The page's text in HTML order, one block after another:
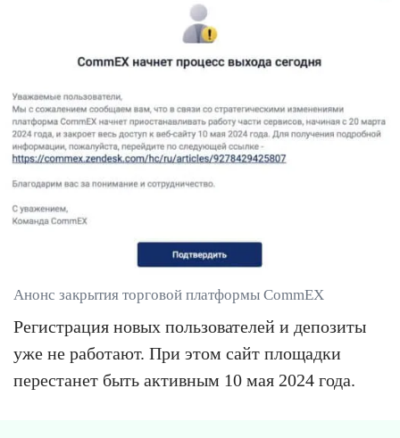
Анонс закрытия торговой платформы CommEX
Регистрация новых пользователей и депозиты
уже не работают. При этом сайт площадки
перестанет быть активным 10 мая 2024 года.